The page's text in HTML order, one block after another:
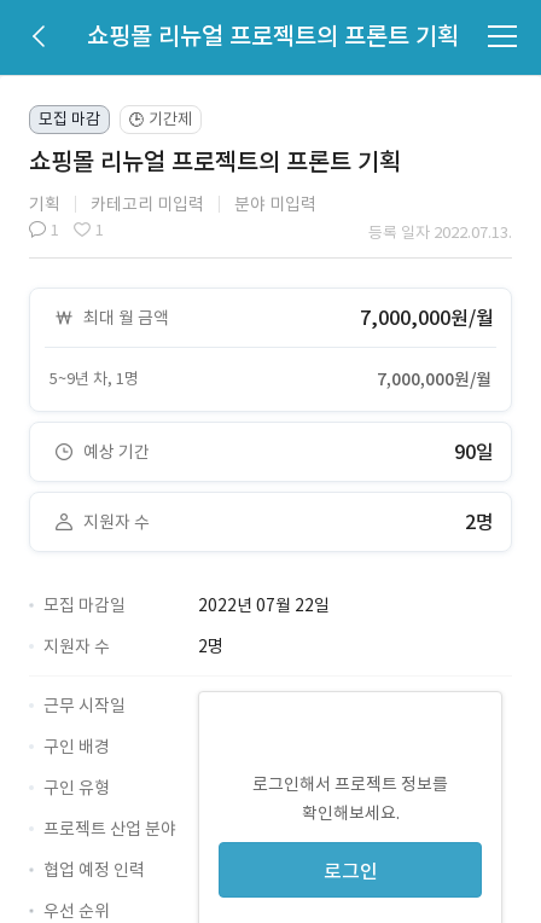
쇼핑몰 리뉴얼 프로젝트의 프론트 기획
모집 마감 🕒 기간제
쇼핑몰 리뉴얼 프로젝트의 프론트 기획
기획 카테고리 미입력 분야 미입력
1 1 등록 일자 2022.07.13.
최대 월 금액 7,000,000원/월
5~9년 차, 1명 7,000,000원/월
예상 기간 90일
지원자 수 2명
모집 마감일
2022년 07월 22일
지원자 수
2명
로그인해서 프로젝트 정보를
확인해보세요.
로그인
근무 시작일
구인 배경
구인 유형
프로젝트 산업 분야
협업 예정 인력
우선 순위